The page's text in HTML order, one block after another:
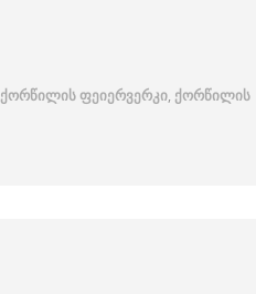
ქორწილის ფეიერვერკი, ქორწილის